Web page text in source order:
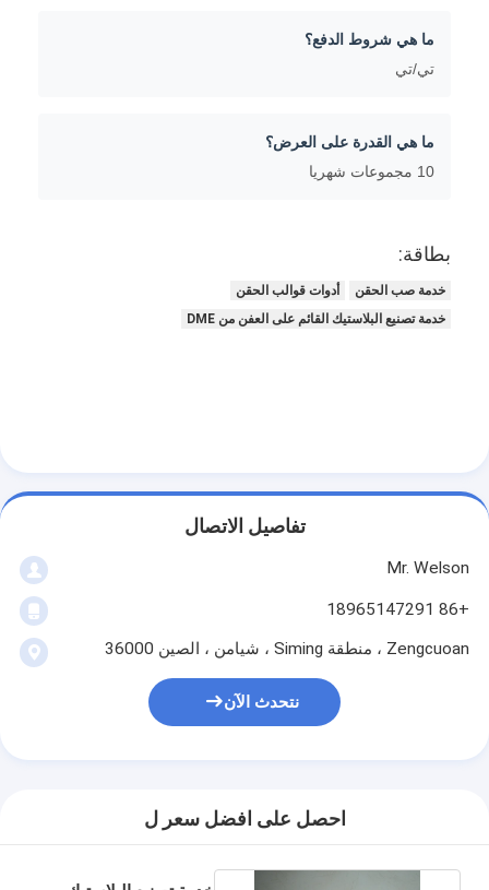
ما هي شروط الدفع؟
تي/تي
ما هي القدرة على العرض؟
10 مجموعات شهريا
بطاقة:
خدمة صب الحقن
أدوات قوالب الحقن
خدمة تصنيع البلاستيك القائم على العفن من DME
تفاصيل الاتصال
Mr. Welson
+86 18965147291
Zengcuoan ، منطقة Siming ، شيامن ، الصين 36000
نتحدث الآن
احصل على افضل سعر ل